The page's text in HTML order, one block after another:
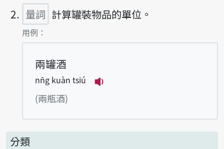
量詞 計算罐裝物品的單位。
第2項釋義的
用例：
兩罐酒
nn̄g kuàn tsiú
(兩瓶酒)
分類